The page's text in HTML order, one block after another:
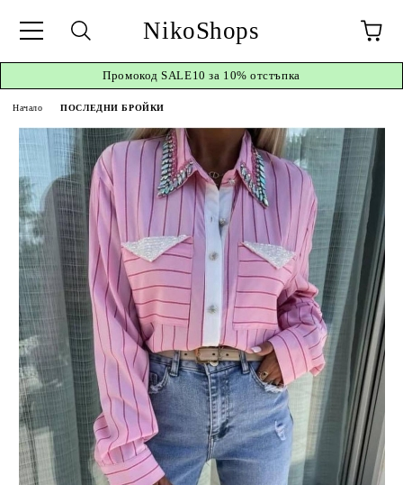
NikoShops
ПромокодSALE10 за 10% отстъпка
Начало ПОСЛЕДНИ БРОЙКИ